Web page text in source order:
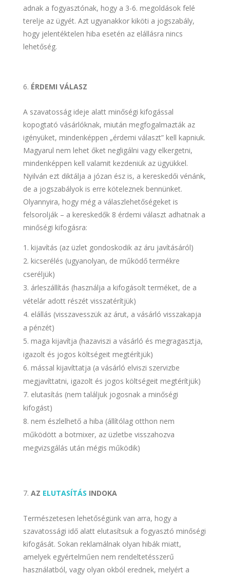
adnak a fogyasztónak, hogy a 3-6. megoldások felé
terelje az ügyét. Azt ugyanakkor kiköti a jogszabály,
hogy jelentéktelen hiba esetén az elállásra nincs
lehetőség.
ÉRDEMI VÁLASZ
A szavatosság ideje alatt minőségi kifogással
kopogtató vásárlóknak, miután megfogalmazták az
igényüket, mindenképpen „érdemi választ” kell kapniuk.
Magyarul nem lehet őket negligálni vagy elkergetni,
mindenképpen kell valamit kezdeniük az ügyükkel.
Nyilván ezt diktálja a józan ész is, a kereskedői vénánk,
de a jogszabályok is erre köteleznek bennünket.
Olyannyira, hogy még a válaszlehetőségeket is
felsorolják – a kereskedők 8 érdemi választ adhatnak a
minőségi kifogásra:
kijavítás (az üzlet gondoskodik az áru javításáról)
kicserélés (ugyanolyan, de működő termékre
cseréljük)
árleszállítás (használja a kifogásolt terméket, de a
vételár adott részét visszatérítjük)
elállás (visszavesszük az árut, a vásárló visszakapja
a pénzét)
maga kijavítja (hazaviszi a vásárló és megragasztja,
igazolt és jogos költségeit megtérítjük)
mással kijavíttatja (a vásárló elviszi szervizbe
megjavíttatni, igazolt és jogos költségeit megtérítjük)
elutasítás (nem találjuk jogosnak a minőségi
kifogást)
nem észlelhető a hiba (állítólag otthon nem
működött a botmixer, az üzletbe visszahozva
megvizsgálás után mégis működik)
AZ ELUTASÍTÁS INDOKA
Természetesen lehetőségünk van arra, hogy a
szavatossági idő alatt elutasítsuk a fogyasztó minőségi
kifogását. Sokan reklamálnak olyan hibák miatt,
amelyek egyértelműen nem rendeltetésszerű
használatból, vagy olyan okból erednek, melyért a